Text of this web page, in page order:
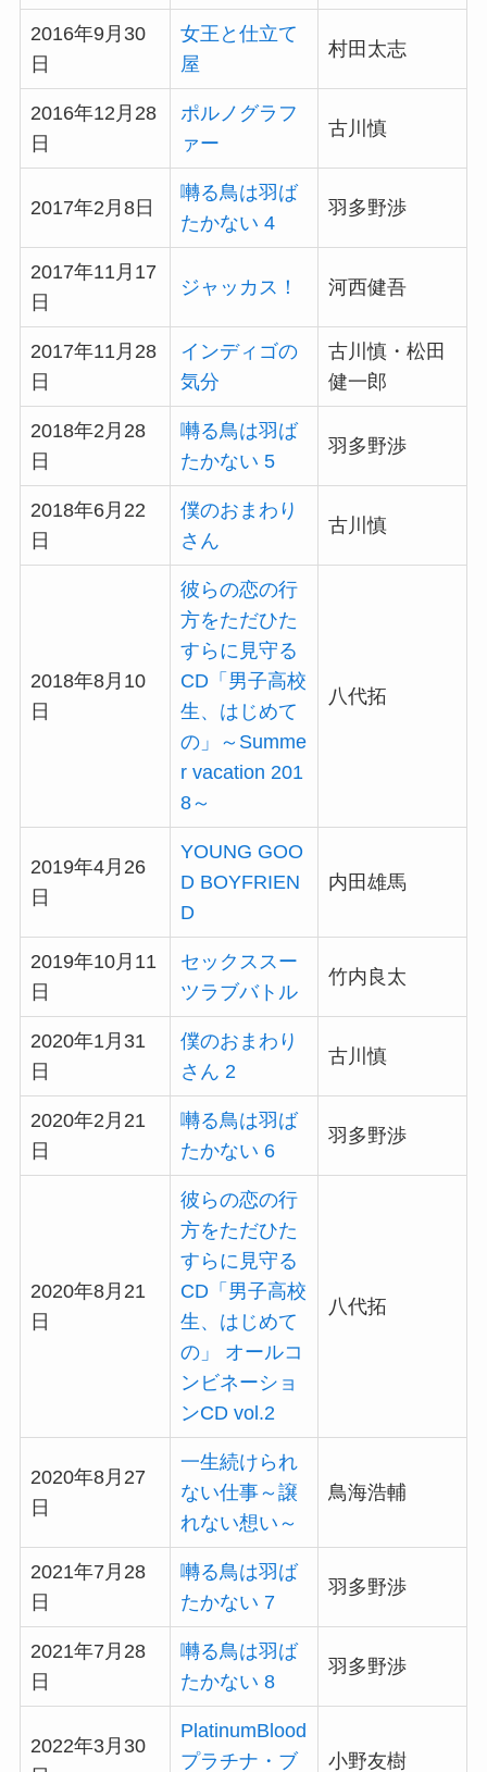
2016年9月30
日
女王と仕立て
屋
村田太志
2016年12月28
日
ポルノグラフ
ァー
古川慎
2017年2月8日
囀る鳥は羽ば
たかない 4
羽多野渉
2017年11月17
日
ジャッカス！ 河西健吾
2017年11月28
日
インディゴの
気分
古川慎・松田
健一郎
2018年2月28
日
囀る鳥は羽ば
たかない 5
羽多野渉
2018年6月22
日
僕のおまわり
さん
古川慎
2018年8月10
日
彼らの恋の行
方をただひた
すらに見守る
CD「男子高校
生、はじめて
の」～Summe
r vacation 201
8～
八代拓
2019年4月26
日
YOUNG GOO
D BOYFRIEN
D
内田雄馬
2019年10月11
日
セックススー
ツラブバトル
竹内良太
2020年1月31
日
僕のおまわり
さん 2
古川慎
2020年2月21
日
囀る鳥は羽ば
たかない 6
羽多野渉
2020年8月21
日
彼らの恋の行
方をただひた
すらに見守る
CD「男子高校
生、はじめて
の」 オールコ
ンビネーショ
ンCD vol.2
八代拓
2020年8月27
日
一生続けられ
ない仕事～譲
れない想い～
鳥海浩輔
2021年7月28
日
囀る鳥は羽ば
たかない 7
羽多野渉
2021年7月28
日
囀る鳥は羽ば
たかない 8
羽多野渉
2022年3月30
PlatinumBlood
プラチナ・ブ
小野友樹